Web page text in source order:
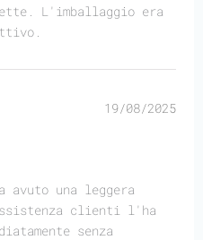
L'imballaggio era
19/08/2025
avuto una leggera
clienti l'ha
senza